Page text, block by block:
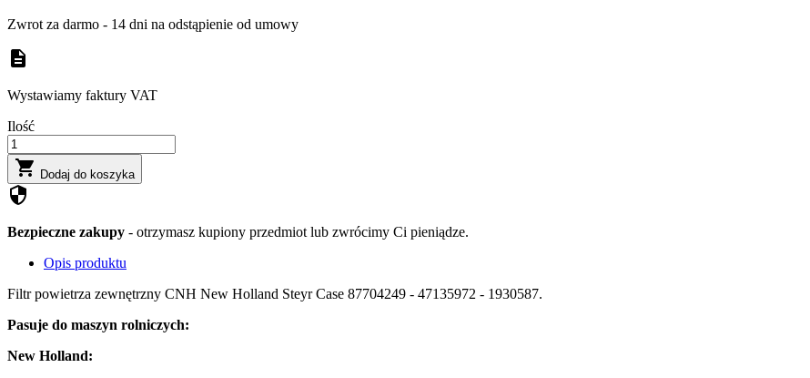
Zwrot za darmo - 14 dni na odstąpienie od umowy
description
Wystawiamy faktury VAT
Ilość
 Dodaj do koszyka
security
Bezpieczne zakupy - otrzymasz kupiony przedmiot lub zwrócimy Ci pieniądze.
Opis produktu
Filtr powietrza zewnętrzny CNH New Holland Steyr Case 87704249 - 47135972 - 1930587.
Pasuje do maszyn rolniczych:
New Holland: